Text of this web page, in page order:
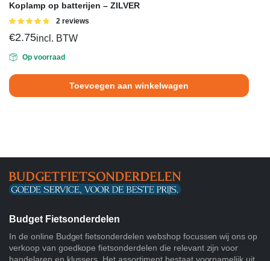
Koplamp op batterijen – ZILVER
Gewaardeerd
2 reviews
€2.75incl. BTW
Op voorraad
Toevoegen aan winkelwagen
Budget Fietsonderdelen
In de online Budget fietsonderdelen webshop focussen wij ons op
verkoop van goedkope fietsonderdelen die relevant zijn voor